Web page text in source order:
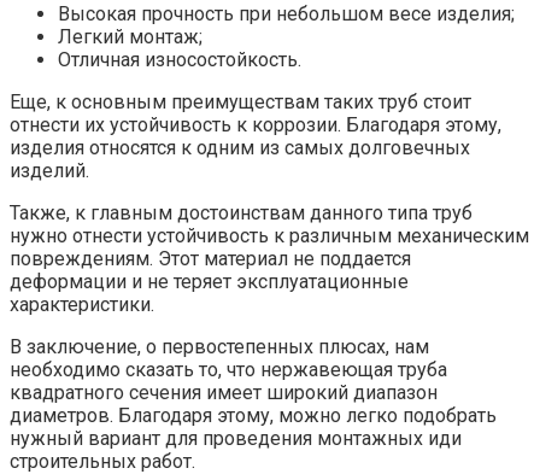
Высокая прочность при небольшом весе изделия;
Легкий монтаж;
Отличная износостойкость.
Еще, к основным преимуществам таких труб стоит
отнести их устойчивость к коррозии. Благодаря этому,
изделия относятся к одним из самых долговечных
изделий.
Также, к главным достоинствам данного типа труб
нужно отнести устойчивость к различным механическим
повреждениям. Этот материал не поддается
деформации и не теряет эксплуатационные
характеристики.
В заключение, о первостепенных плюсах, нам
необходимо сказать то, что нержавеющая труба
квадратного сечения имеет широкий диапазон
диаметров. Благодаря этому, можно легко подобрать
нужный вариант для проведения монтажных иди
строительных работ.